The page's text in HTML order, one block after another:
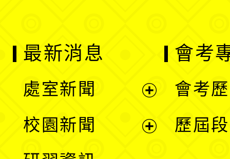
最新消息
處室新聞
校園新聞
會考
會考
歷屆